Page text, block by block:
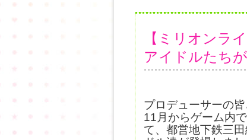
【ミリオンラ
アイドルたちが
プロデューサーの皆
11月からゲーム内
て、都営地下鉄三